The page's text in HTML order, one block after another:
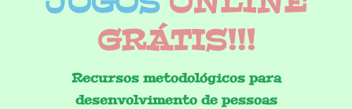
GRÁTIS!!!
Recursos metodológicos para
desenvolvimento de pessoas